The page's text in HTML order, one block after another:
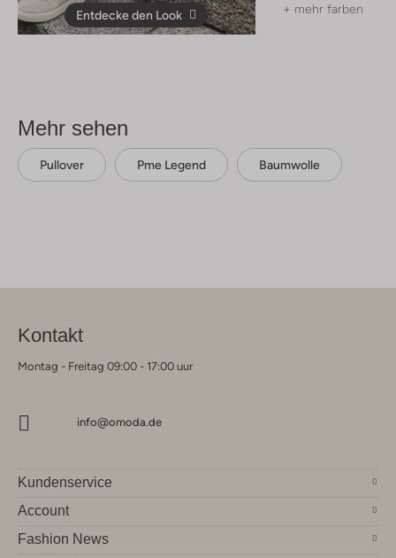
Entdecke den Look + mehr farben
Mehr sehen
Pullover Pme Legend Baumwolle
Kontakt
Montag - Freitag 09:00 - 17:00 uur
info@omoda.de
Kundenservice
Account
Fashion News